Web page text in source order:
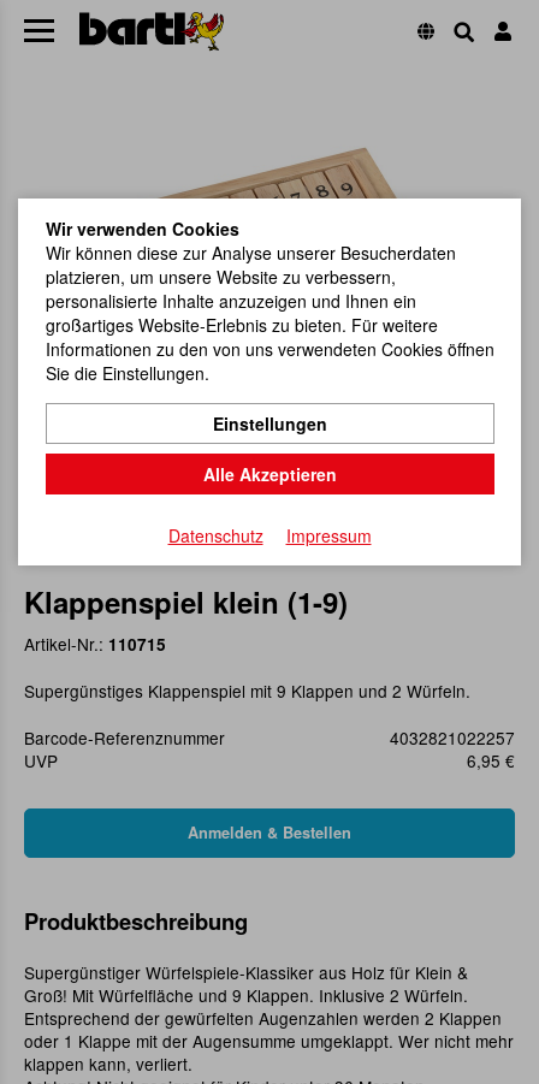
Klappenspiel klein (1-9)
Artikel-Nr.: 110715
Supergünstiges Klappenspiel mit 9 Klappen und 2 Würfeln.
Barcode-Referenznummer
4032821022257
UVP
6,95 €
Produktbeschreibung
Supergünstiger Würfelspiele-Klassiker aus Holz für Klein &
Groß! Mit Würfelfläche und 9 Klappen. Inklusive 2 Würfeln.
Entsprechend der gewürfelten Augenzahlen werden 2 Klappen
oder 1 Klappe mit der Augensumme umgeklappt. Wer nicht mehr
klappen kann, verliert.
Wir verwenden Cookies
Wir können diese zur Analyse unserer Besucherdaten
platzieren, um unsere Website zu verbessern,
personalisierte Inhalte anzuzeigen und Ihnen ein
großartiges Website-Erlebnis zu bieten. Für weitere
Informationen zu den von uns verwendeten Cookies öffnen
Sie die Einstellungen.
Einstellungen
Alle Akzeptieren
Datenschutz Impressum